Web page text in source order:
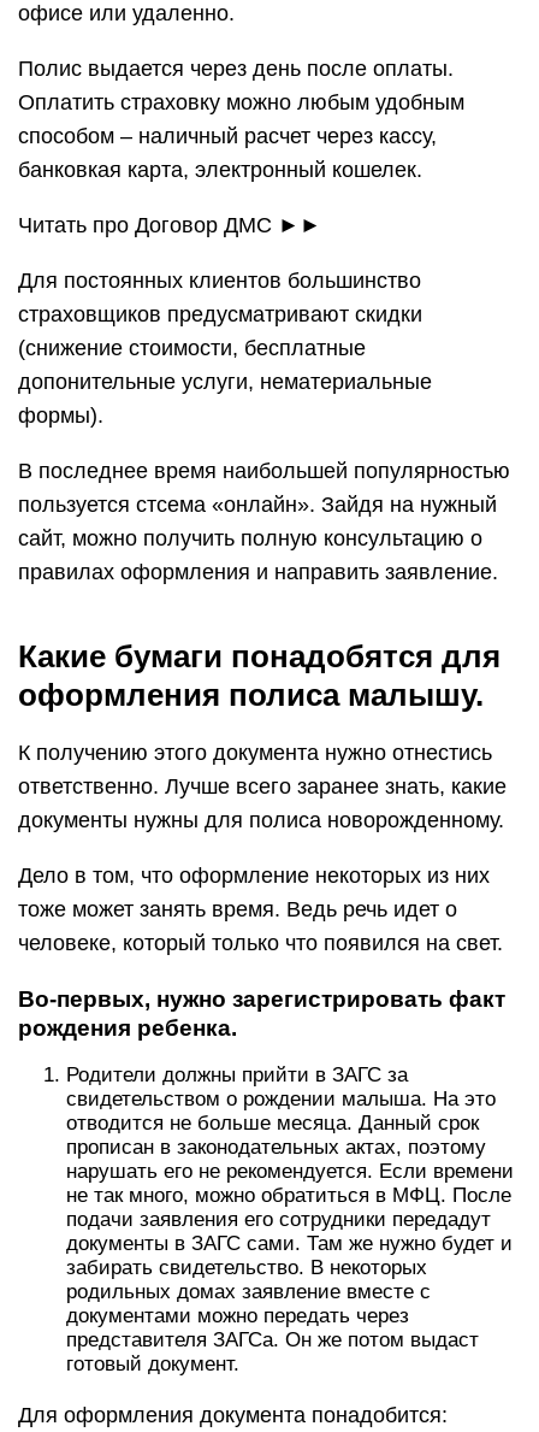
офисе или удаленно.
Полис выдается через день после оплаты.
Оплатить страховку можно любым удобным
способом – наличный расчет через кассу,
банковкая карта, электронный кошелек.
Читать про Договор ДМС ►►
Для постоянных клиентов большинство
страховщиков предусматривают скидки
(снижение стоимости, бесплатные
допонительные услуги, нематериальные
формы).
В последнее время наибольшей популярностью
пользуется стсема «онлайн». Зайдя на нужный
сайт, можно получить полную консультацию о
правилах оформления и направить заявление.
Какие бумаги понадобятся для
оформления полиса малышу.
К получению этого документа нужно отнестись
ответственно. Лучше всего заранее знать, какие
документы нужны для полиса новорожденному.
Дело в том, что оформление некоторых из них
тоже может занять время. Ведь речь идет о
человеке, который только что появился на свет.
Во-первых, нужно зарегистрировать факт
рождения ребенка.
Родители должны прийти в ЗАГС за
свидетельством о рождении малыша. На это
отводится не больше месяца. Данный срок
прописан в законодательных актах, поэтому
нарушать его не рекомендуется. Если времени
не так много, можно обратиться в МФЦ. После
подачи заявления его сотрудники передадут
документы в ЗАГС сами. Там же нужно будет и
забирать свидетельство. В некоторых
родильных домах заявление вместе с
документами можно передать через
представителя ЗАГСа. Он же потом выдаст
готовый документ.
Для оформления документа понадобится: